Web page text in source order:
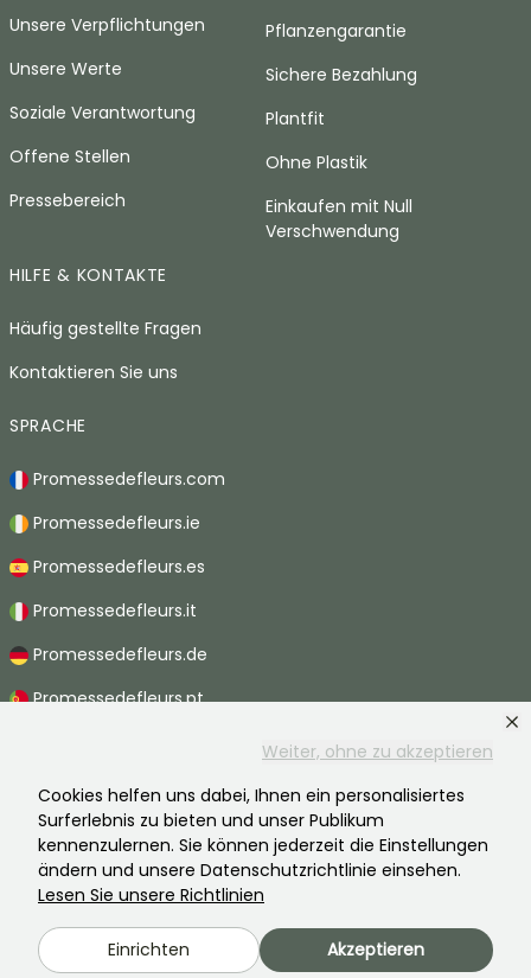
Weiter, ohne zu akzeptieren
Cookies helfen uns dabei, Ihnen ein personalisiertes
Surferlebnis zu bieten und unser Publikum
kennenzulernen. Sie können jederzeit die Einstellungen
ändern und unsere Datenschutzrichtlinie einsehen.
Lesen Sie unsere Richtlinien
Einrichten Akzeptieren
Unsere Verpflichtungen
Unsere Werte
Soziale Verantwortung
Offene Stellen
Pressebereich
Pflanzengarantie
Sichere Bezahlung
Plantfit
Ohne Plastik
Einkaufen mit Null
Verschwendung
HILFE & KONTAKTE
Häufig gestellte Fragen
Kontaktieren Sie uns
SPRACHE
Promessedefleurs.com
Promessedefleurs.ie
Promessedefleurs.es
Promessedefleurs.it
Promessedefleurs.de
Promessedefleurs.pt
Promessedefleurs.be
Promessedefleurs.ch
2026 ©Promesse de fleurs - Alle Rechte vorbehalten.
Rechtliche Hinweise
-Datenschutzbestimmungen